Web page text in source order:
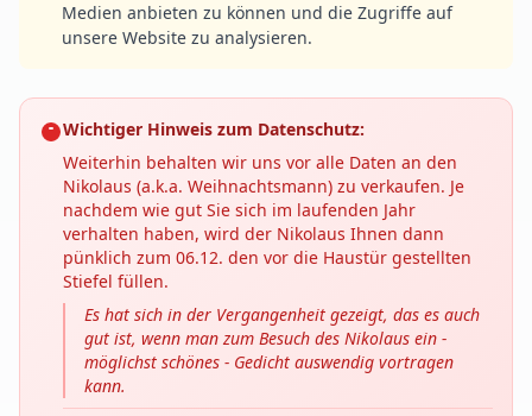
Medien anbieten zu können und die Zugriffe auf
unsere Website zu analysieren.
Wichtiger Hinweis zum Datenschutz:
Weiterhin behalten wir uns vor alle Daten an den
Nikolaus (a.k.a. Weihnachtsmann) zu verkaufen. Je
nachdem wie gut Sie sich im laufenden Jahr
verhalten haben, wird der Nikolaus Ihnen dann
pünklich zum 06.12. den vor die Haustür gestellten
Stiefel füllen.
Es hat sich in der Vergangenheit gezeigt, das es auch
gut ist, wenn man zum Besuch des Nikolaus ein -
möglichst schönes - Gedicht auswendig vortragen
kann.